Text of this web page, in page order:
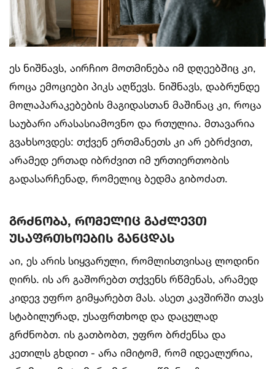
ეს ნიშნავს, აირჩიო მოთმინება იმ დღეებშიც კი,
როცა ემოციები პიკს აღწევს. ნიშნავს, დაბრუნდე
მოლაპარაკებების მაგიდასთან მაშინაც კი, როცა
საუბარი არასასიამოვნო და რთულია. მთავარია
გვახსოვდეს: თქვენ ერთმანეთს კი არ ებრძვით,
არამედ ერთად იბრძვით იმ ურთიერთობის
გადასარჩენად, რომელიც ბედმა გიბოძათ.
გრძნობა, რომელიც გაძლევთ
უსაფრთხოების განცდას
აი, ეს არის სიყვარული, რომლისთვისაც ლოდინი
ღირს. ის არ გაშორებთ თქვენს რწმენას, არამედ
კიდევ უფრო გიმყარებთ მას. ასეთ კავშირში თავს
სტაბილურად, უსაფრთხოდ და დაცულად
გრძნობთ. ის გათბობთ, უფრო ბრძენსა და
კეთილს გხდით - არა იმიტომ, რომ იდეალურია,